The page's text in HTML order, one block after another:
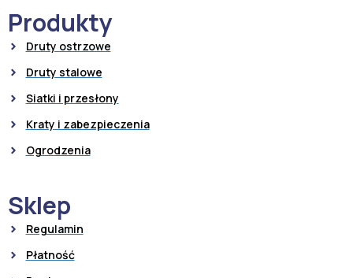
Produkty
Druty ostrzowe
Druty stalowe
Siatki i przesłony
Kraty i zabezpieczenia
Ogrodzenia
Sklep
Regulamin
Płatność